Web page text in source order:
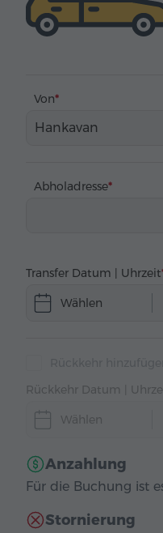
Von
Hankavan
Abholadresse
Transfer Datum | Uhrzeit
Wählen
Rückkehr Datum |
Wählen
Anzahlung
Für die Buchung ist
Stornierung